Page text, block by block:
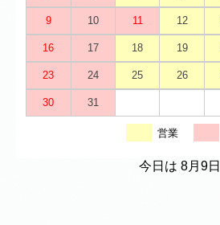
9 10 11 12
16 17 18 19
23 24 25 26
30 31
営業
今日は 8月9日